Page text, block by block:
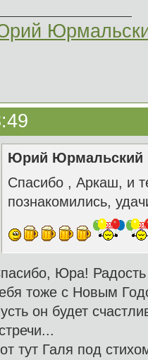
Юрий Юрмальский
Спасибо , Аркаш, и
познакомились,
Юра!
тоже с Новым
он будет
тут Галя под